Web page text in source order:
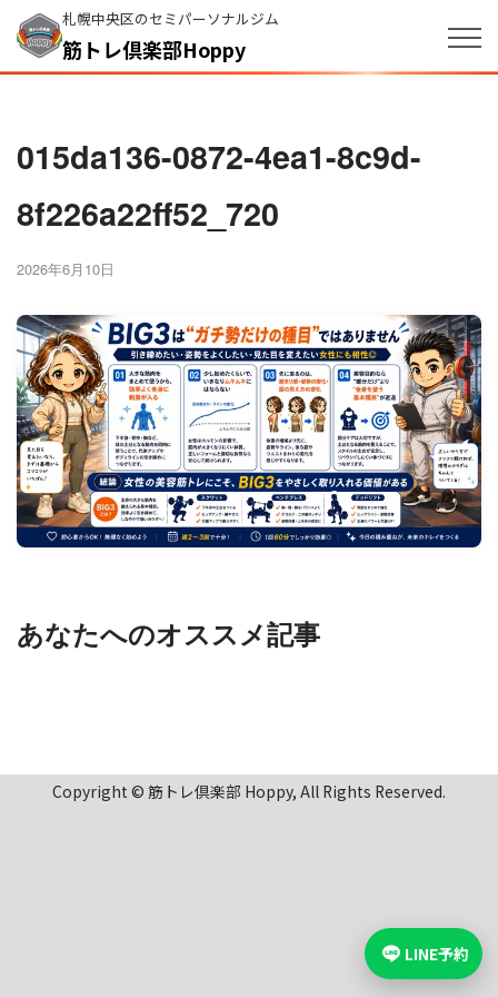
札幌中央区のセミパーソナルジム
筋トレ倶楽部Hoppy
015da136-0872-4ea1-8c9d-
8f226a22ff52_720
2026年6月10日
あなたへのオススメ記事
Copyright © 筋トレ倶楽部 Hoppy, All Rights Reserved.
LINE予約